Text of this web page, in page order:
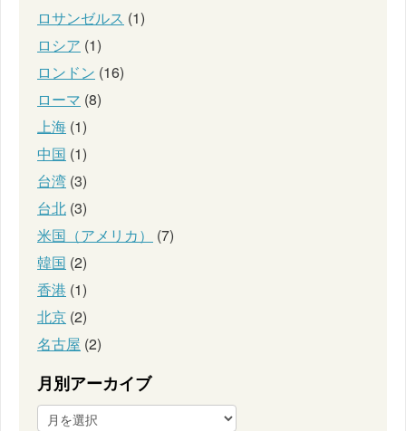
ロサンゼルス (1)
ロシア (1)
ロンドン (16)
ローマ (8)
上海 (1)
中国 (1)
台湾 (3)
台北 (3)
米国（アメリカ）
(7)
韓国 (2)
香港 (1)
北京 (2)
名古屋 (2)
月別アーカイブ